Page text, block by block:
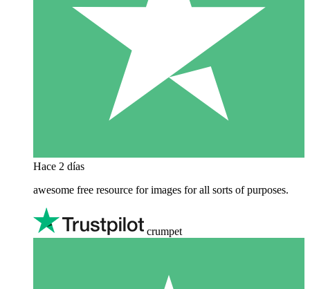
Hace 2 días
awesome free resource for images for all sorts of purposes.
crumpet